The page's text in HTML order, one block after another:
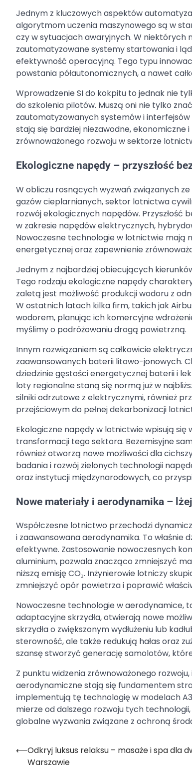
Jednym z kluczowych aspektów
algorytmom uczenia maszynowego są w
czy w sytuacjach awaryjnych. W niektórych
zautomatyzowane systemy startowania i
efektywność operacyjną. Tego typu
powstania półautonomicznych, a nawet
Wprowadzenie SI do kokpitu to jednak nie
do szkolenia pilotów. Muszą oni nie tylko
zautomatyzowanych systemów i interfejsów
stają się bardziej niezawodne, ekonomiczne
zrównoważonego rozwoju w sektorze
Ekologiczne napędy – przyszłość
W obliczu rosnących wyzwań związanych
gazów cieplarnianych, sektor lotnictwa
rozwój ekologicznych napędów.
w zakresie napędów elektrycznych,
Nowoczesne technologie w lotnictwie mają
energetycznej oraz zapewnienie
Jednym z najbardziej obiecujących
Tego rodzaju ekologiczne napędy
zaletą jest możliwość produkcji wodoru z
W ostatnich latach kilka firm, takich jak
wodorem, planując ich komercyjne
myślimy o podróżowaniu drogą powietrzną.
Innym rozwiązaniem są całkowicie
zaawansowanych baterii litowo-jonowych.
dziedzinie gęstości energetycznej baterii i
loty regionalne staną się normą już w
silniki odrzutowe z elektrycznymi, również
przejściowym do pełnej dekarbonizacji
Ekologiczne napędy w lotnictwie wpisują
transformacji tego sektora. Bezemisyjne
również otworzą nowe możliwości dla
badania i rozwój zielonych technologii
oraz instytucji międzynarodowych, co
Nowe materiały i aerodynamika –
Współczesne lotnictwo przechodzi
i zaawansowana aerodynamika. To właśnie
efektywne. Zastosowanie nowoczesnych
aluminium, pozwala znacząco zmniejszyć
niższą emisję CO₂. Inżynierowie lotniczy
zmniejszyć opór powietrza i poprawić
Nowoczesne technologie w aerodynamice,
adaptacyjne skrzydła, otwierają nowe
skrzydła o zwiększonym wydłużeniu lub
sterowność, ale także redukują hałas oraz
szansę stworzyć generację samolotów,
Z punktu widzenia zrównoważonego
aerodynamiczne stają się fundamentem
implementują tę technologię w modelach
mierze od dalszego rozwoju tych
globalne wyzwania związane z ochroną
Nawigacja
⟵Odkryj luksus relaksu – masaże i spa dla
Warszawie